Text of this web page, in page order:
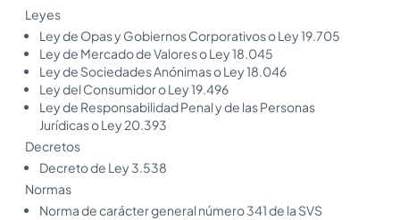
Leyes
Ley de Opas y Gobiernos Corporativos o Ley 19.705
Ley de Mercado de Valores o Ley 18.045
Ley de Sociedades Anónimas o Ley 18.046
Ley del Consumidor o Ley 19.496
Ley de Responsabilidad Penal y de las Personas
Jurídicas o Ley 20.393
Decretos
Decreto de Ley 3.538
Normas
Norma de carácter general número 341 de la SVS